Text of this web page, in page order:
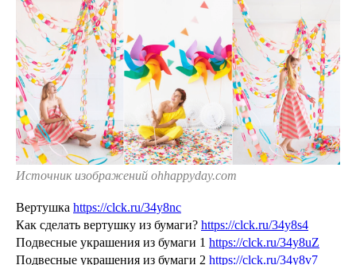
Источник изображений ohhappyday.com
Вертушка https://clck.ru/34y8nc
Как сделать вертушку из бумаги? https://clck.ru/34y8s4
Подвесные украшения из бумаги 1 https://clck.ru/34y8uZ
Подвесные украшения из бумаги 2 https://clck.ru/34y8v7